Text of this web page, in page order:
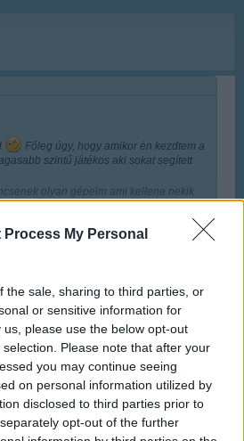
Process My Personal
the sale, sharing to third parties, or
or sensitive information for
please use the below opt-out
Please note that after your
you may continue seeing
on personal information utilized by
disclosed to third parties prior to
opt-out of the further
Főleg úgy, hogy amikor én kezdtem a
szintű játékos aki sokat segített
olyan gépeim ami kellene nekik
szintű játékos ismerősöm van, és
neki, hogy küldök gépet a
Click to expand...
csak nem tudom mikor
nagy a flottám, de sok kicsi
like this.